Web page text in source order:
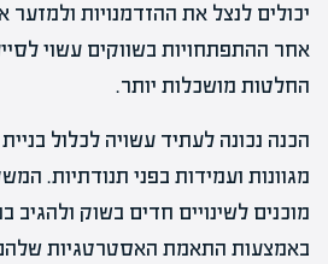
יכולים לנצל את ההזדמנויות
אחר ההתפתחויות בשווקים עשוי
החלטות מושכלות יותר.
הכנה נכונה לעתיד עשויה לכלול
מגוונות ועמידות בפני תנודתיות.
מוכנים לשינויים חדים בשוק ולהגיב
באמצעות התאמת האסטרטגיות